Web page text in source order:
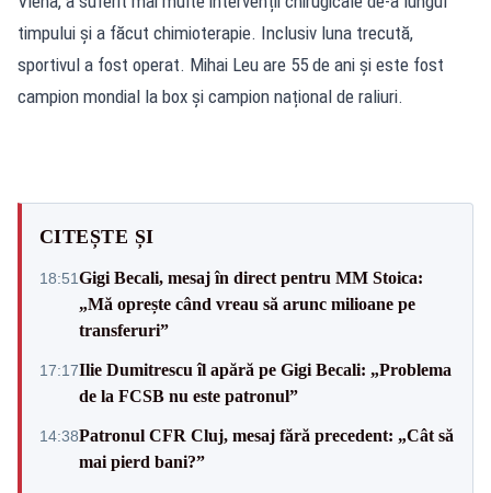
timpului și a făcut chimioterapie. Inclusiv luna trecută,
sportivul a fost operat. Mihai Leu are 55 de ani și este fost
campion mondial la box și campion național de raliuri.
CITEȘTE ȘI
18:51Gigi Becali, mesaj în direct pentru MM Stoica:
„Mă oprește când vreau să arunc milioane pe
transferuri”
17:17Ilie Dumitrescu îl apără pe Gigi Becali: „Problema
de la FCSB nu este patronul”
14:38Patronul CFR Cluj, mesaj fără precedent: „Cât să
mai pierd bani?”